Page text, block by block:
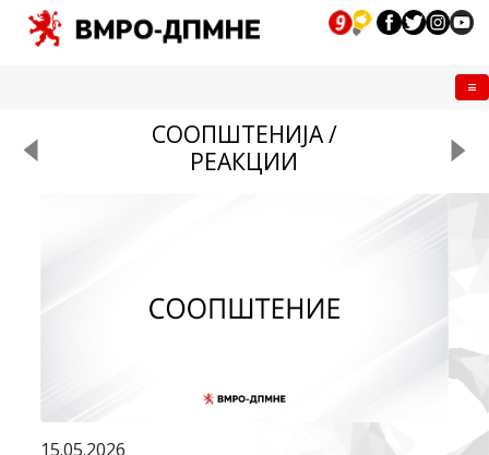
СООПШТЕНИЈА /
РЕАКЦИИ
15.05.2026